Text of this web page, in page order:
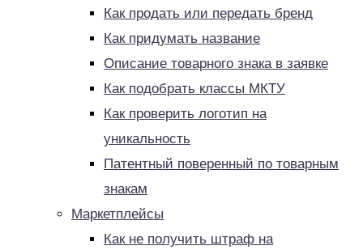
Как продать или передать бренд
Как придумать название
Описание товарного знака в заявке
Как подобрать классы МКТУ
Как проверить логотип на
уникальность
Патентный поверенный по товарным
знакам
Маркетплейсы
Как не получить штраф на